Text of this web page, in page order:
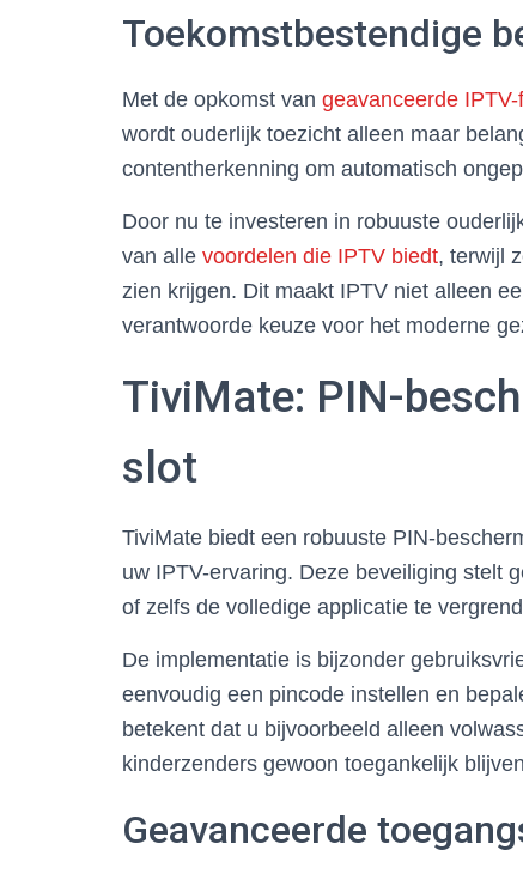
Toekomstbestendige
Met de opkomst van geavanceerde
wordt ouderlijk toezicht alleen maar
contentherkenning om automatisch
Door nu te investeren in robuuste
van alle voordelen die IPTV biedt, terwijl
zien krijgen. Dit maakt IPTV niet alleen
verantwoorde keuze voor het moderne
TiviMate: PIN-
slot
TiviMate biedt een robuuste PIN-
uw IPTV-ervaring. Deze beveiliging stelt
of zelfs de volledige applicatie te
De implementatie is bijzonder
eenvoudig een pincode instellen en
betekent dat u bijvoorbeeld alleen
kinderzenders gewoon toegankelijk blijven
Geavanceerde